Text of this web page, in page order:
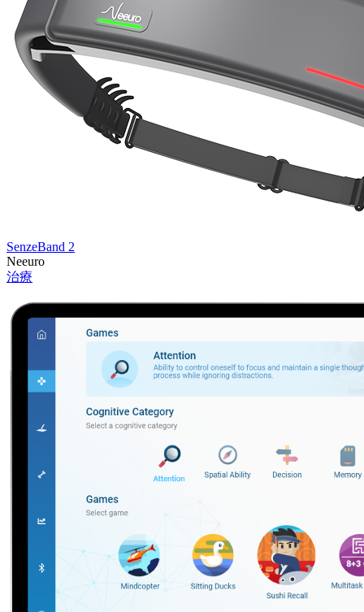
SenzeBand 2
Neeuro
治療